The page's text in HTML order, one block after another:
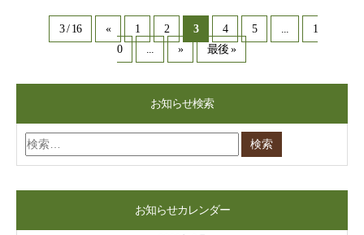
3 / 16 « 1 2 3 4 5 ...
1
0
... » 最後 »
お知らせ検索
お知らせカレンダー